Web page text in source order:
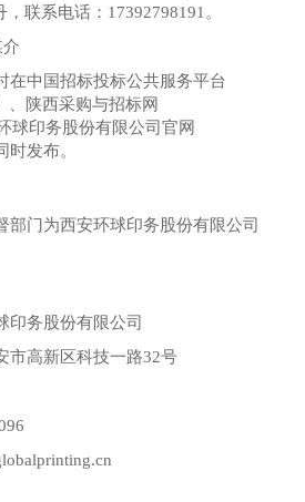
联系电话：17392798191。
在中国招标投标公共服务平台
、陕西采购与招标网
球印务股份有限公司官网
时发布。
部门为西安环球印务股份有限公司
印务股份有限公司
市高新区科技一路32号